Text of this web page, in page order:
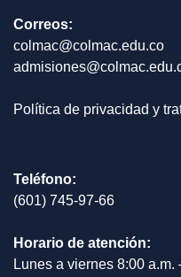
Correos:
colmac@colmac.edu.co
Política de privacidad y
Teléfono:
(601) 745-97-66
Horario de atención:
Lunes a viernes 8:00 a.m.